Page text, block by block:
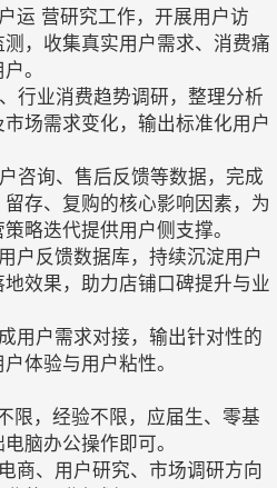
运 营研究工作，开展用户访
，收集真实用户需求、消费痛
。
行业消费趋势调研，整理分析
场需求变化，输出标准化用户
咨询、售后反馈等数据，完成
存、复购的核心影响因素，为
略迭代提供用户侧支撑。
户反馈数据库，持续沉淀用户
效果，助力店铺口碑提升与业
用户需求对接，输出针对性的
体验与用户粘性。
限，经验不限，应届生、零基
脑办公操作即可。
商、用户研究、市场调研方向